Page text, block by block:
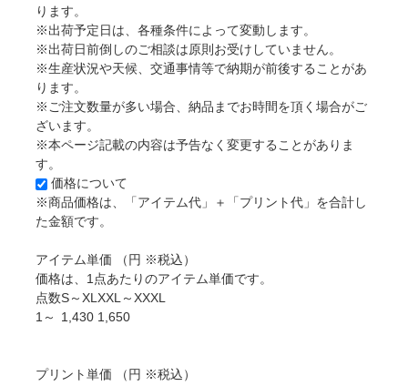
ります。
※出荷予定日は、各種条件によって変動します。
※出荷日前倒しのご相談は原則お受けしていません。
※生産状況や天候、交通事情等で納期が前後することがあ
ります。
※ご注文数量が多い場合、納品までお時間を頂く場合がご
ざいます。
※本ページ記載の内容は予告なく変更することがありま
す。
価格について
※商品価格は、「アイテム代」＋「プリント代」を合計し
た金額です。
アイテム単価
（円 ※税込）
価格は、1点あたりのアイテム単価です。
点数S～XLXXL～XXXL
1～
1,430 1,650
プリント単価 （円 ※税込）